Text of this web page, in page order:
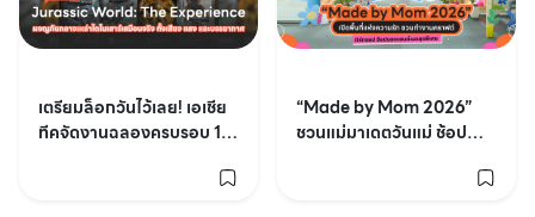
เตรียมล็อกวันไว้เลย! เอเชีย
ทีคจัดงานฉลองครบรอบ 1 ปี
“Made by Mom 2026”
ชวนแม่มาเดตวันแม่ ช้อป